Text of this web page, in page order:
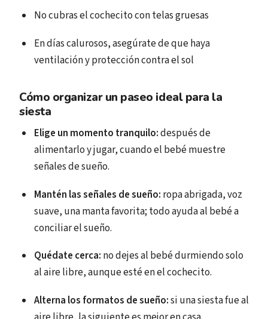
No cubras el cochecito con telas gruesas
En días calurosos, asegúrate de que haya
ventilación y protección contra el sol
Cómo organizar un paseo ideal para la
siesta
Elige un momento tranquilo:después de
alimentarlo y jugar, cuando el bebé muestre
señales de sueño.
Mantén las señales de sueño: ropa abrigada, voz
suave, una manta favorita; todo ayuda al bebé a
conciliar el sueño.
Quédate cerca: no dejes al bebé durmiendo solo
al aire libre, aunque esté en el cochecito.
Alterna los formatos de sueño:si una siesta fue al